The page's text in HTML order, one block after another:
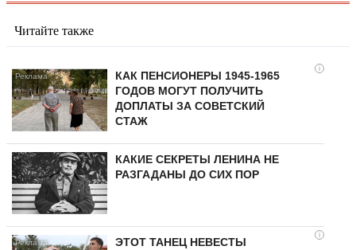
Читайте также
i
КАК ПЕНСИОНЕРЫ 1945-1965
ГОДОВ МОГУТ ПОЛУЧИТЬ
ДОПЛАТЫ ЗА СОВЕТСКИЙ
СТАЖ
КАКИЕ СЕКРЕТЫ ЛЕНИНА НЕ
РАЗГАДАНЫ ДО СИХ ПОР
i
ЭТОТ ТАНЕЦ НЕВЕСТЫ